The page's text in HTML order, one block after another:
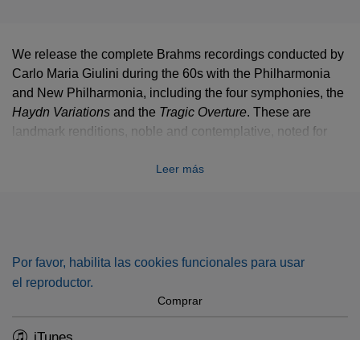
Haydn Variations Tragic Overture
We release the complete Brahms recordings conducted by
Carlo Maria Giulini during the 60s with the Philharmonia
and New Philharmonia, including the four symphonies, the
Haydn Variations and the Tragic Overture. These are
landmark renditions, noble and contemplative, noted for
digital, they come with the two piano concertos recorded
Leer más
Por favor, habilita las cookies funcionales para usar
el reproductor.
Comprar